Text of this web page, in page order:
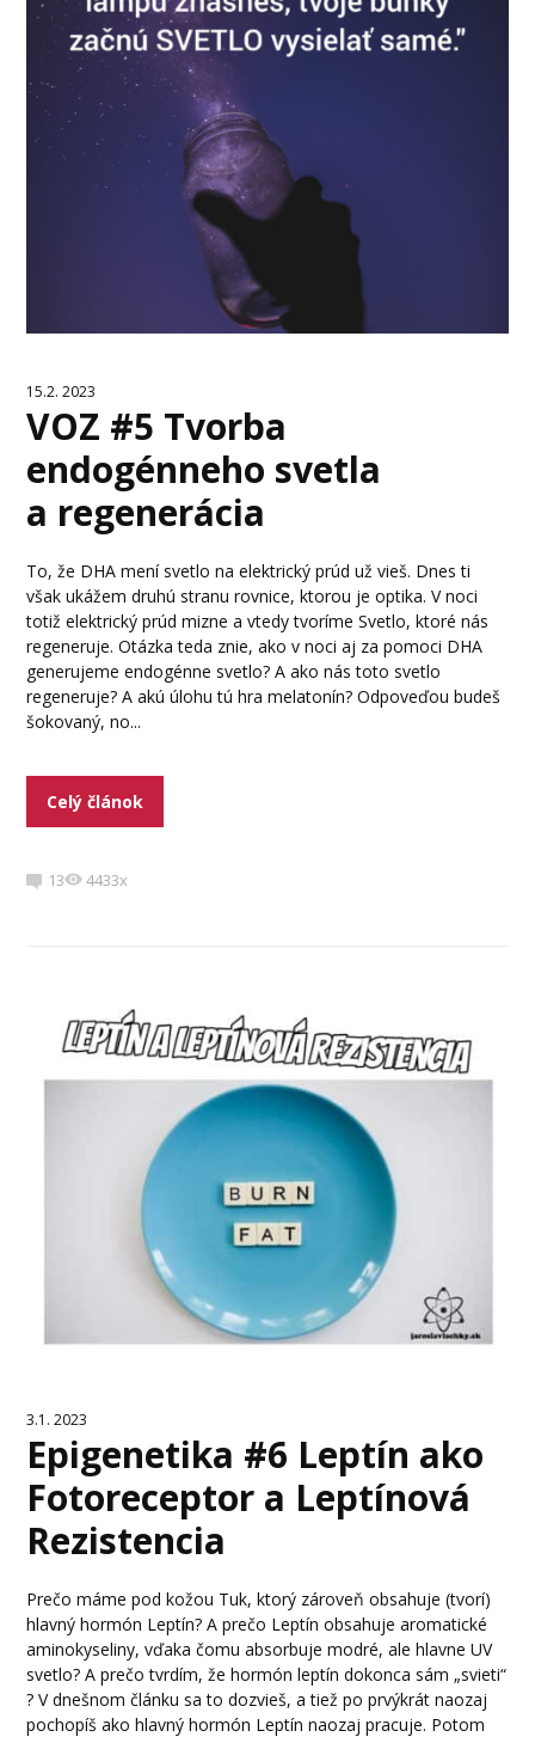
15.2. 2023
VOZ #5 Tvorba
endogénneho svetla
a regenerácia
To, že DHA mení svetlo na elektrický prúd už vieš. Dnes ti
však ukážem druhú stranu rovnice, ktorou je optika. V noci
totiž elektrický prúd mizne a vtedy tvoríme Svetlo, ktoré nás
regeneruje. Otázka teda znie, ako v noci aj za pomoci DHA
generujeme endogénne svetlo? A ako nás toto svetlo
regeneruje? A akú úlohu tú hra melatonín? Odpoveďou budeš
šokovaný, no...
Celý článok
13 4433x
3.1. 2023
Epigenetika #6 Leptín ako
Fotoreceptor a Leptínová
Rezistencia
Prečo máme pod kožou Tuk, ktorý zároveň obsahuje (tvorí)
hlavný hormón Leptín? A prečo Leptín obsahuje aromatické
aminokyseliny, vďaka čomu absorbuje modré, ale hlavne UV
svetlo? A prečo tvrdím, že hormón leptín dokonca sám „svieti“
? V dnešnom článku sa to dozvieš, a tiež po prvýkrát naozaj
pochopíš ako hlavný hormón Leptín naozaj pracuje. Potom